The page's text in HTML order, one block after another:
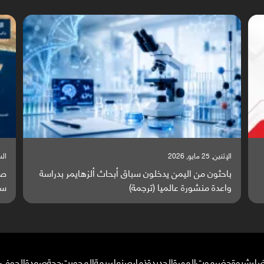
السبت, 23 مايو, 2026
صراع دولي يتصاعد قرب اليمن والبحر الأحمر يتحول إلى
ساحة مواجهة عالمية (ترجمة)